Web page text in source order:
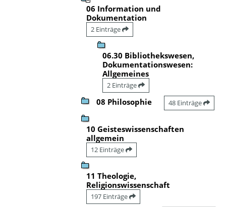
06 Information und
Dokumentation
2 Einträge
06.30 Bibliothekswesen,
Dokumentationswesen:
Allgemeines
2 Einträge
08 Philosophie 48 Einträge
10 Geisteswissenschaften
allgemein
12 Einträge
11 Theologie,
Religionswissenschaft
197 Einträge